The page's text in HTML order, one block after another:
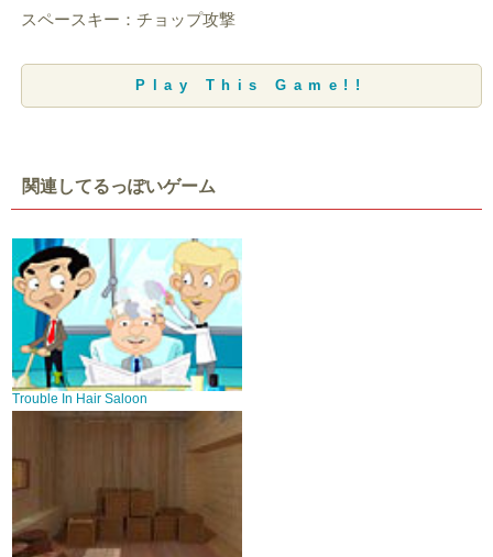
スペースキー：チョップ攻撃
Play This Game!!
関連してるっぽいゲーム
Trouble In Hair Saloon